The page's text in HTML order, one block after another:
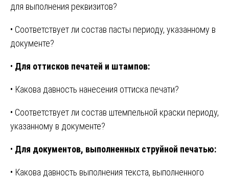
для выполнения реквизитов?
• Соответствует ли состав пасты периоду, указанному в
документе?
• Для оттисков печатей и штампов:
• Какова давность нанесения оттиска печати?
• Соответствует ли состав штемпельной краски периоду,
указанному в документе?
• Для документов, выполненных струйной печатью:
• Какова давность выполнения текста, выполненного